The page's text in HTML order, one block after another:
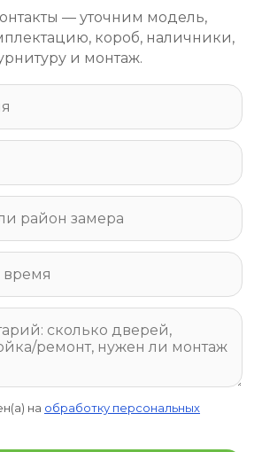
— уточним модель,
короб, наличники,
и монтаж.
на обработку персональных